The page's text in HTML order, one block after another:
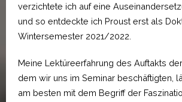
verzichtete ich auf eine
und so entdeckte ich Proust erst als
Wintersemester 2021/2022.
Meine Lektüreerfahrung des Auftakts
dem wir uns im Seminar beschäftigten,
am besten mit dem Begriff der